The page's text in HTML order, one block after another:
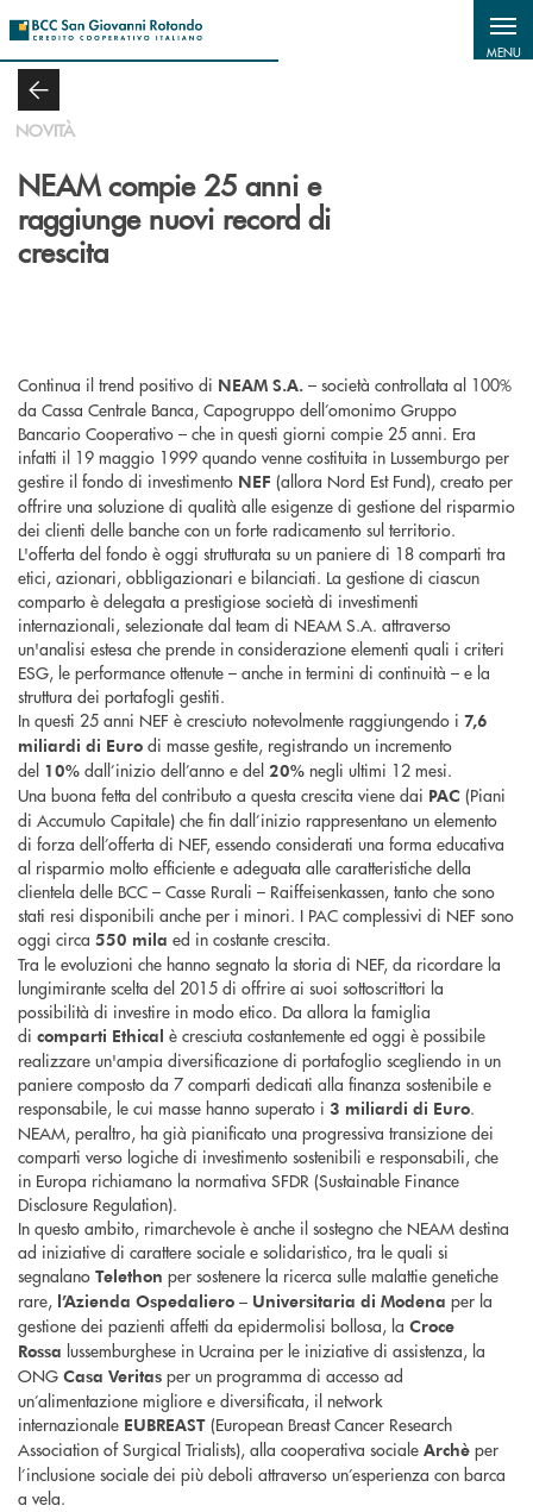
MENU
NOVITÀ
NEAM compie 25 anni e
raggiunge nuovi record di
crescita
Continua il trend positivo di NEAM S.A. – società controllata al 100%
da Cassa Centrale Banca, Capogruppo dell’omonimo Gruppo
Bancario Cooperativo – che in questi giorni compie 25 anni. Era
infatti il 19 maggio 1999 quando venne costituita in Lussemburgo per
gestire il fondo di investimento NEF (allora Nord Est Fund), creato per
offrire una soluzione di qualità alle esigenze di gestione del risparmio
dei clienti delle banche con un forte radicamento sul territorio.
L'offerta del fondo è oggi strutturata su un paniere di 18 comparti tra
etici, azionari, obbligazionari e bilanciati. La gestione di ciascun
comparto è delegata a prestigiose società di investimenti
internazionali, selezionate dal team di NEAM S.A. attraverso
un'analisi estesa che prende in considerazione elementi quali i criteri
ESG, le performance ottenute – anche in termini di continuità – e la
struttura dei portafogli gestiti.
In questi 25 anni NEF è cresciuto notevolmente raggiungendo i 7,6
miliardi di Euro di masse gestite, registrando un incremento
del 10% dall’inizio dell’anno e del 20% negli ultimi 12 mesi.
Una buona fetta del contributo a questa crescita viene dai PAC (Piani
di Accumulo Capitale) che fin dall’inizio rappresentano un elemento
di forza dell’offerta di NEF, essendo considerati una forma educativa
al risparmio molto efficiente e adeguata alle caratteristiche della
clientela delle BCC – Casse Rurali – Raiffeisenkassen, tanto che sono
stati resi disponibili anche per i minori. I PAC complessivi di NEF sono
oggi circa 550 mila ed in costante crescita.
Tra le evoluzioni che hanno segnato la storia di NEF, da ricordare la
lungimirante scelta del 2015 di offrire ai suoi sottoscrittori la
possibilità di investire in modo etico. Da allora la famiglia
di comparti Ethical è cresciuta costantemente ed oggi è possibile
realizzare un'ampia diversificazione di portafoglio scegliendo in un
paniere composto da 7 comparti dedicati alla finanza sostenibile e
responsabile, le cui masse hanno superato i 3 miliardi di Euro.
NEAM, peraltro, ha già pianificato una progressiva transizione dei
comparti verso logiche di investimento sostenibili e responsabili, che
in Europa richiamano la normativa SFDR (Sustainable Finance
Disclosure Regulation).
In questo ambito, rimarchevole è anche il sostegno che NEAM destina
ad iniziative di carattere sociale e solidaristico, tra le quali si
segnalano Telethon per sostenere la ricerca sulle malattie genetiche
rare, l’Azienda Ospedaliero – Universitaria di Modena per la
gestione dei pazienti affetti da epidermolisi bollosa, la Croce
Rossa lussemburghese in Ucraina per le iniziative di assistenza, la
ONG Casa Veritas per un programma di accesso ad
un’alimentazione migliore e diversificata, il network
internazionale EUBREAST (European Breast Cancer Research
Association of Surgical Trialists), alla cooperativa sociale Archè per
l’inclusione sociale dei più deboli attraverso un’esperienza con barca
a vela.